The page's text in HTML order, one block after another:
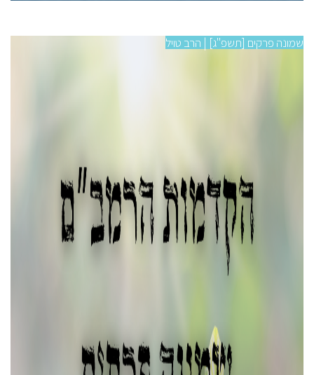
שמונה פרקים [תשפ"ג] | הרב טויל